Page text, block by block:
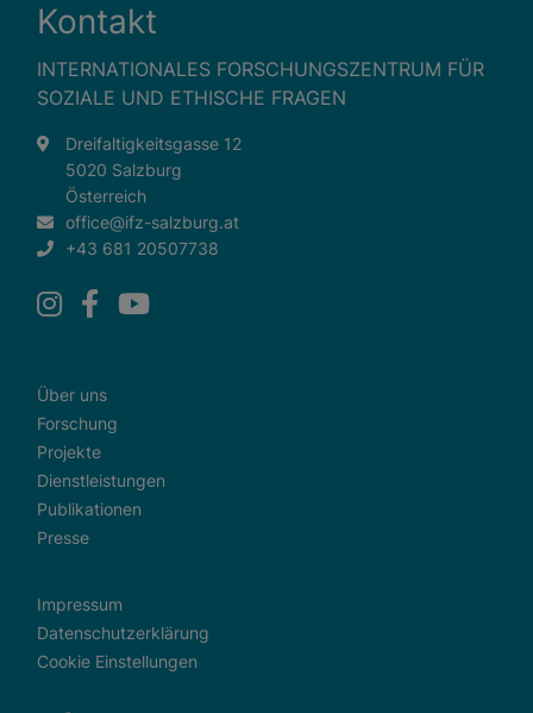
Kontakt
INTERNATIONALES FORSCHUNGSZENTRUM FÜR
SOZIALE UND ETHISCHE FRAGEN
Dreifaltigkeitsgasse 12
5020 Salzburg
Österreich
office@ifz-salzburg.at
+43 681 20507738
Über uns
Forschung
Projekte
Dienstleistungen
Publikationen
Presse
Impressum
Datenschutzerklärung
Cookie Einstellungen